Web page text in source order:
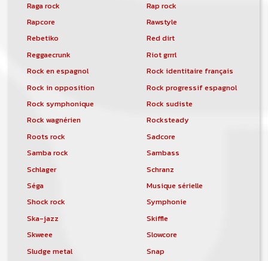
Raga rock
Rap rock
Rapcore
Rawstyle
Rebetiko
Red dirt
Reggaecrunk
Riot grrrl
Rock en espagnol
Rock identitaire français
Rock in opposition
Rock progressif espagnol
Rock symphonique
Rock sudiste
Rock wagnérien
Rocksteady
Roots rock
Sadcore
Samba rock
Sambass
Schlager
Schranz
Séga
Musique sérielle
Shock rock
Symphonie
Ska-jazz
Skiffle
Skweee
Slowcore
Sludge metal
Snap